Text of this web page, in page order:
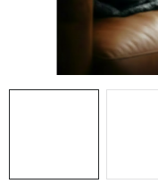
Zahlungsmöglichkeiten
Geschäftsbedingungen
Datenschutz-